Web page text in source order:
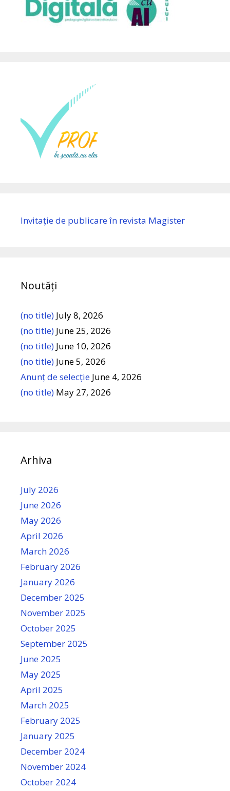
Invitație de publicare în revista Magister
Noutăți
(no title) July 8, 2026
(no title) June 25, 2026
(no title) June 10, 2026
(no title) June 5, 2026
Anunț de selecție June 4, 2026
(no title) May 27, 2026
Arhiva
July 2026
June 2026
May 2026
April 2026
March 2026
February 2026
January 2026
December 2025
November 2025
October 2025
September 2025
June 2025
May 2025
April 2025
March 2025
February 2025
January 2025
December 2024
November 2024
October 2024